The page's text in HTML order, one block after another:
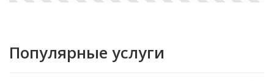
Популярные услуги